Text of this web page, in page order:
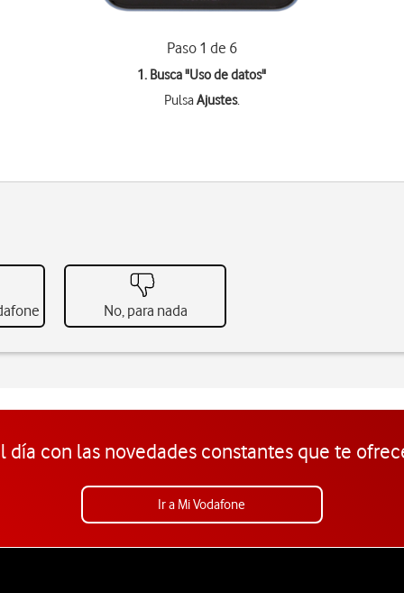
Paso 1 de 6
1. Busca "Uso de datos"
PulsaAjustes.
No, para nada
día con las novedades constantes que te
Ir a Mi Vodafone